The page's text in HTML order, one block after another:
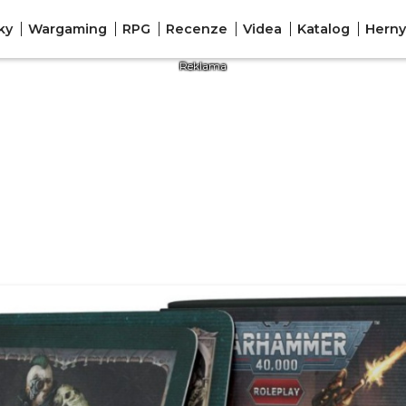
Wargaming RPG Recenze Videa Katalog Herny